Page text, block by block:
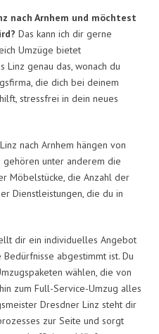
nach Arnhem und möchtest
Das kann ich dir gerne
Umzüge bietet
Linz genau das, wonach du
die dich bei deinem
stressfrei in dein neues
nach Arnhem hängen von
gehören unter anderem die
Möbelstücke, die Anzahl der
Dienstleistungen, die du in
dir ein individuelles Angebot
abgestimmt ist. Du
wählen, die von
zum Full-Service-Umzug alles
Dresdner Linz steht dir
zur Seite und sorgt